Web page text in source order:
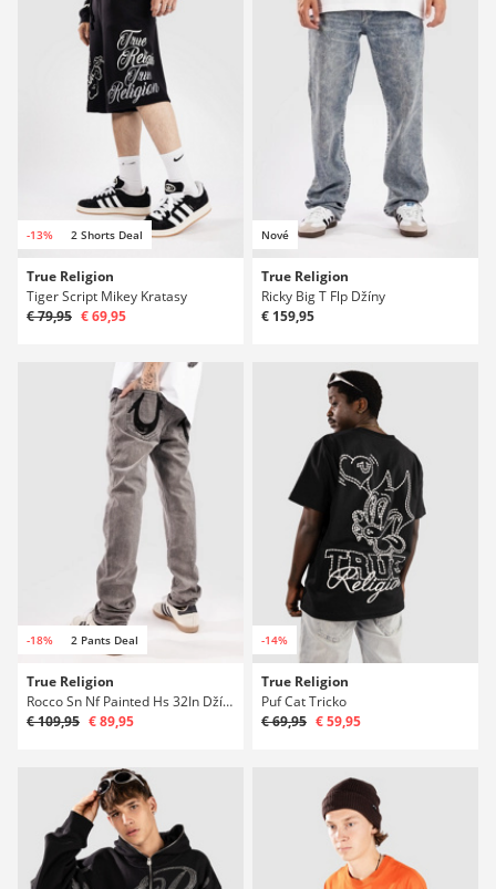
-13% 2 Shorts Deal
True Religion
Tiger Script Mikey Kratasy
€ 79,95 € 69,95
Nové
True Religion
Ricky Big T Flp Džíny
€ 159,95
-18% 2 Pants Deal
True Religion
Rocco Sn Nf Painted Hs 32In Džíny
€ 109,95 € 89,95
-14%
True Religion
Puf Cat Tricko
€ 69,95 € 59,95